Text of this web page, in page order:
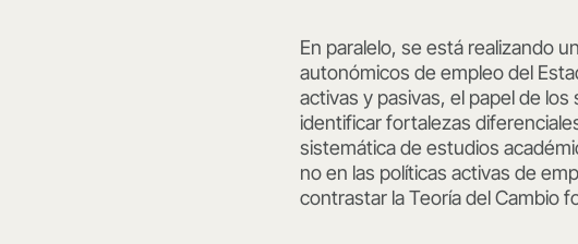
En paralelo, se está realizando
autonómicos de empleo del
activas y pasivas, el papel de
identificar fortalezas
sistemática de estudios
no en las políticas activas de
contrastar la Teoría del Cambio